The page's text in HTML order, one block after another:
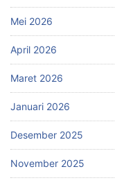
Mei 2026
April 2026
Maret 2026
Januari 2026
Desember 2025
November 2025